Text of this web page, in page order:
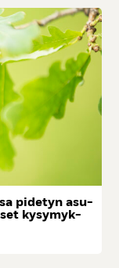
pi­de­tyn asu­
ky­sy­myk­